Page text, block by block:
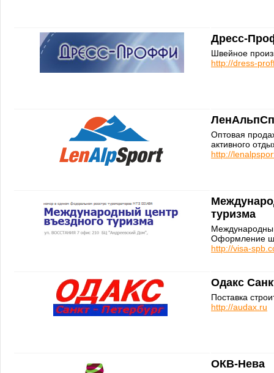
Дресс-
Швейное
http://dress-
Оптовая
активного
http://
туризма
Оформление
http://visa-
Одакс
Поставка
http://audax.ru
ОКВ-Нева